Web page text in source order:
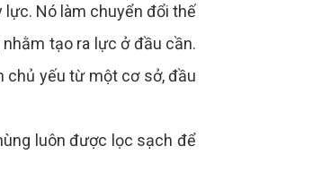
lực. Nó làm chuyển đổi thế
tạo ra lực ở đầu cần.
chủ yếu từ một cơ sở, đầu
luôn được lọc sạch để